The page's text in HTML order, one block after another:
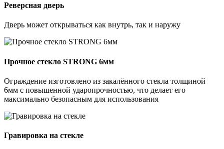
Реверсная дверь
Дверь может открываться как внутрь, так и наружу
Прочное стекло STRONG 6мм
Ограждение изготовлено из закалённого стекла толщиной
6мм с повышенной ударопрочностью, что делает его
максимально безопасным для использования
Гравировка на стекле